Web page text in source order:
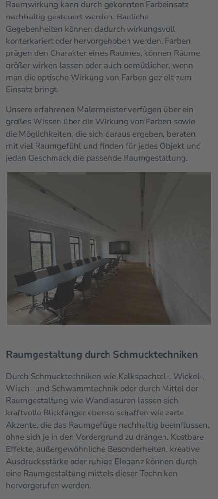
Raumwirkung kann durch gekonnten Farbeinsatz
nachhaltig gesteuert werden. Bauliche
Gegebenheiten können dadurch wirkungsvoll
konterkariert oder hervorgehoben werden. Farben
prägen den Charakter eines Raumes, können Räume
größer wirken lassen oder auch gemütlicher, wenn
man die optische Wirkung von Farben gezielt zum
Einsatz bringt.
Unsere erfahrenen Malermeister verfügen über ein
großes Wissen über die Wirkung von Farben sowie
die Möglichkeiten, die sich daraus ergeben, beraten
mit viel Raumgefühl und finden für jedes Objekt und
jeden Geschmack die passende Raumgestaltung.
Raumgestaltung durch Schmucktechniken
Durch Schmucktechniken wie Kalkspachtel-, Wickel-,
Wisch- und Schwammtechnik oder durch Mittel der
Raumgestaltung wie Wandlasuren lassen sich
kraftvolle Blickfänger ebenso schaffen wie zarte
Akzente, die das Raumgefüge nachhaltig beeinflussen,
ohne sich je in den Vordergrund zu drängen. Kostbare
Effekte, außergewöhnliche Besonderheiten, kreative
Ausdrucksstärke oder ruhige Eleganz können durch
eine Raumgestaltung mittels dieser Techniken
hervorgerufen werden.